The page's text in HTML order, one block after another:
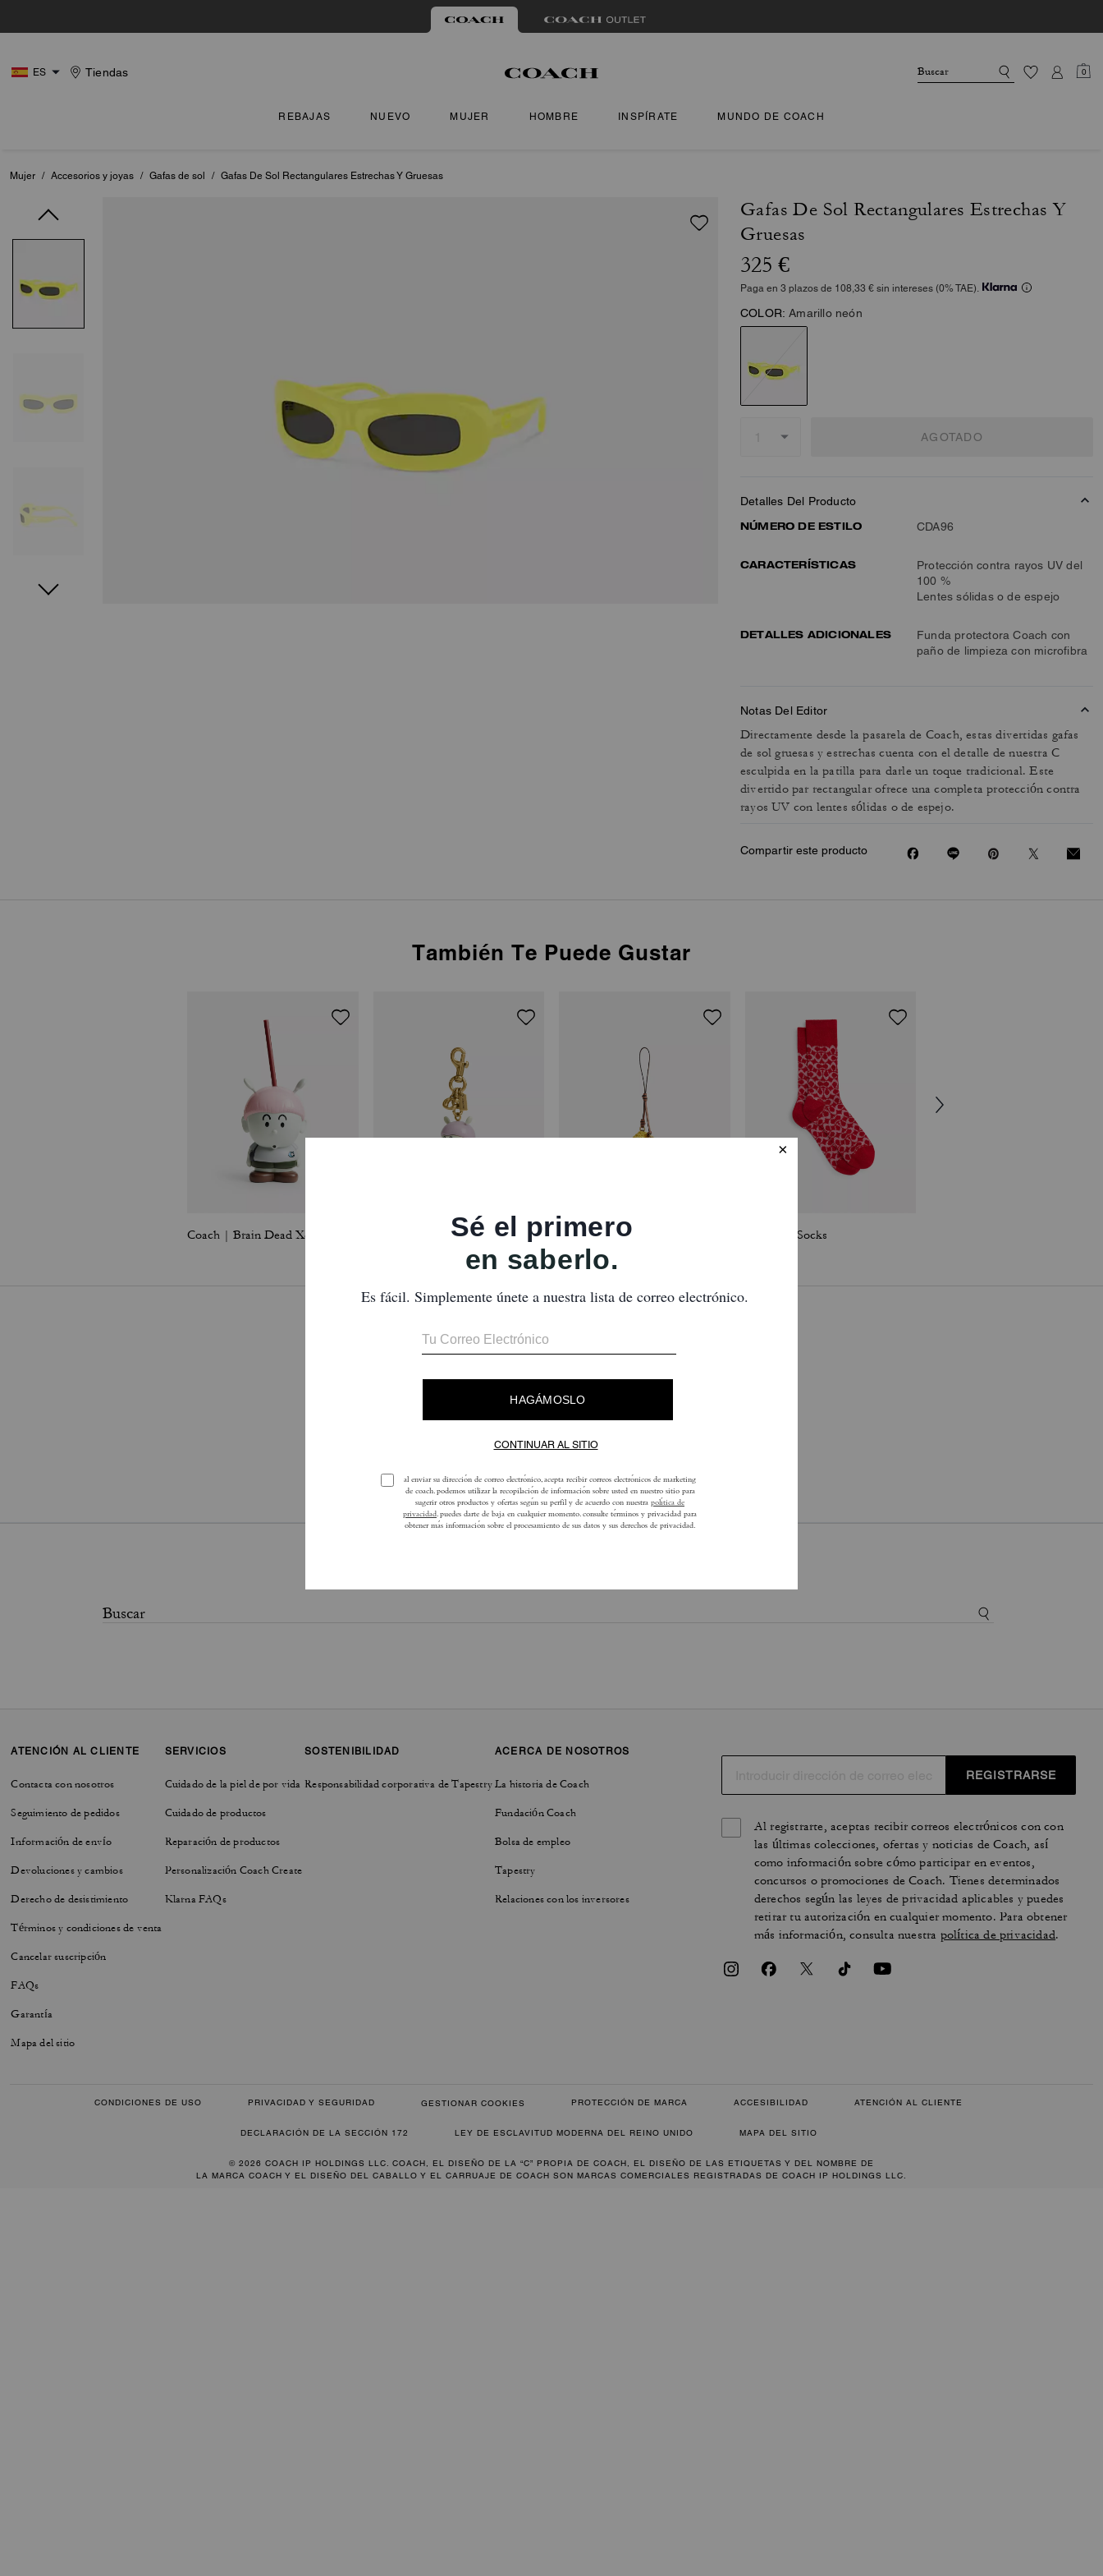
ES Tiendas 0
REBAJAS NUEVO MUJER HOMBRE INSPÍRATE MUNDO DE COACH
Mujer / Accesorios y joyas / Gafas de sol / Gafas De Sol Rectangulares Estrechas Y Gruesas
Gafas De Sol Rectangulares Estrechas Y
Gruesas
325 €
Paga en 3 plazos de 108,33 € sin intereses (0% TAE).
COLOR: Amarillo neón
AGOTADO
Detalles Del Producto
NÚMERO DE ESTILO
CDA96
CARACTERÍSTICAS
Protección contra rayos UV del
100 %
Lentes sólidas o de espejo
DETALLES ADICIONALES
Funda protectora Coach con
paño de limpieza con microfibra
Notas Del Editor
Directamente desde la pasarela de Coach, estas divertidas gafas
de sol gruesas y estrechas cuenta con el detalle de nuestra C
esculpida en la patilla para darle un toque tradicional. Este
divertido par rectangular ofrece una completa protección contra
rayos UV con lentes sólidas o de espejo.
Compartir este producto
También Te Puede Gustar
Coach | Brain Dead Xerx Alien Bag Charm Mushroom Bag Charm Signature Socks
Reseñas
Para obtener más información sobre cómo verificamos nuestras reseñas, lee más
ATENCIÓN AL CLIENTE
Contacta con nosotros
Seguimiento de pedidos
Información de envío
Devoluciones y cambios
Derecho de desistimiento
Términos y condiciones de venta
Cancelar suscripción
FAQs
Garantía
Mapa del sitio
SERVICIOS
Cuidado de la piel de por vida
Cuidado de productos
Reparación de productos
Personalización Coach Create
Klarna FAQs
SOSTENIBILIDAD
Responsabilidad corporativa de Tapestry
ACERCA DE NOSOTROS
La historia de Coach
Fundación Coach
Bolsa de empleo
Tapestry
Relaciones con los inversores
REGISTRARSE
Al registrarte, aceptas recibir correos electrónicos con con
las últimas colecciones, ofertas y noticias de Coach, así
como información sobre cómo participar en eventos,
concursos o promociones de Coach. Tienes determinados
derechos según las leyes de privacidad aplicables y puedes
retirar tu autorización en cualquier momento. Para obtener
más información, consulta nuestra política de privacidad.
CONDICIONES DE USO PRIVACIDAD Y SEGURIDAD GESTIONAR COOKIES PROTECCIÓN DE MARCA ACCESIBILIDAD ATENCIÓN AL CLIENTE
DECLARACIÓN DE LA SECCIÓN 172 LEY DE ESCLAVITUD MODERNA DEL REINO UNIDO MAPA DEL SITIO
© 2026 COACH IP HOLDINGS LLC. COACH, EL DISEÑO DE LA “C” PROPIA DE COACH, EL DISEÑO DE LAS ETIQUETAS Y DEL NOMBRE DE
LA MARCA COACH Y EL DISEÑO DEL CABALLO Y EL CARRUAJE DE COACH SON MARCAS COMERCIALES REGISTRADAS DE COACH IP HOLDINGS LLC.